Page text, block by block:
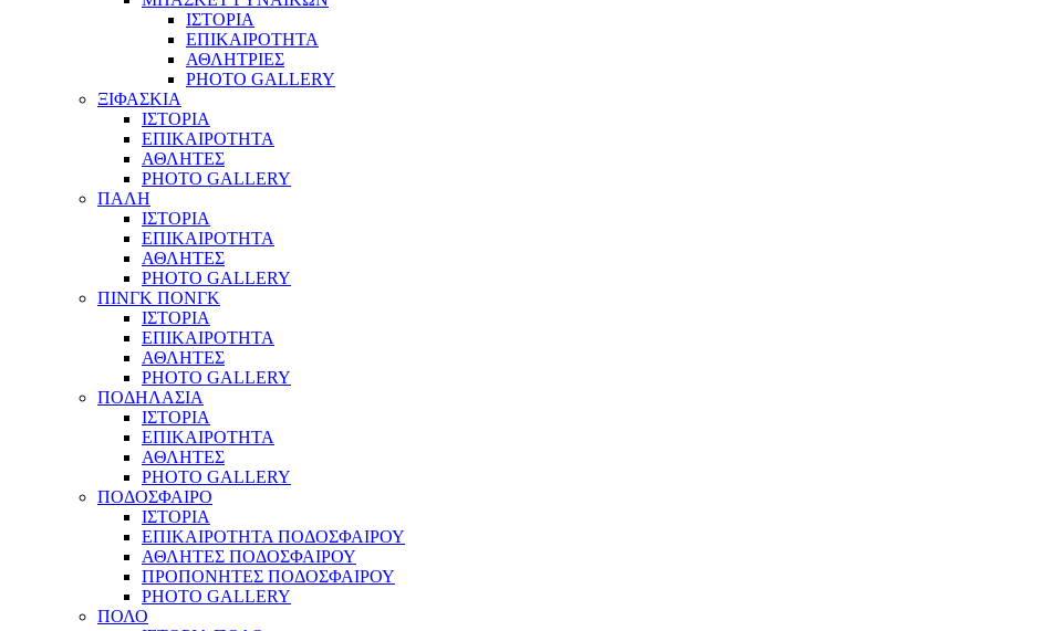
ΙΣΤΟΡΙΑ
ΕΠΙΚΑΙΡΟΤΗΤΑ
ΑΘΛΗΤΡΙΕΣ
PHOTO GALLERY
ΞΙΦΑΣΚΙΑ
ΙΣΤΟΡΙΑ
ΕΠΙΚΑΙΡΟΤΗΤΑ
ΑΘΛΗΤΕΣ
PHOTO GALLERY
ΠΑΛΗ
ΙΣΤΟΡΙΑ
ΕΠΙΚΑΙΡΟΤΗΤΑ
ΑΘΛΗΤΕΣ
PHOTO GALLERY
ΠΙΝΓΚ ΠΟΝΓΚ
ΙΣΤΟΡΙΑ
ΕΠΙΚΑΙΡΟΤΗΤΑ
ΑΘΛΗΤΕΣ
PHOTO GALLERY
ΠΟΔΗΛΑΣΙΑ
ΙΣΤΟΡΙΑ
ΕΠΙΚΑΙΡΟΤΗΤΑ
ΑΘΛΗΤΕΣ
PHOTO GALLERY
ΠΟΔΟΣΦΑΙΡΟ
ΙΣΤΟΡΙΑ
ΕΠΙΚΑΙΡΟΤΗΤΑ ΠΟΔΟΣΦΑΙΡΟΥ
ΑΘΛΗΤΕΣ ΠΟΔΟΣΦΑΙΡΟΥ
ΠΡΟΠΟΝΗΤΕΣ ΠΟΔΟΣΦΑΙΡΟΥ
PHOTO GALLERY
ΠΟΛΟ